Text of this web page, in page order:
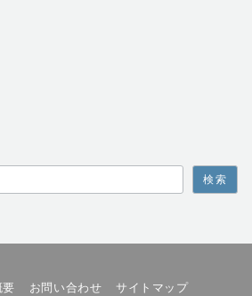
検索
要 お問い合わせ サイトマップ